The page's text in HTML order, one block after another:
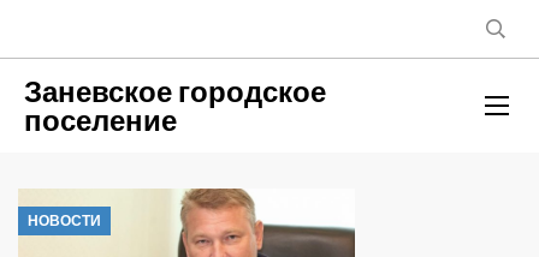
Заневское городское
поселение
НОВОСТИ